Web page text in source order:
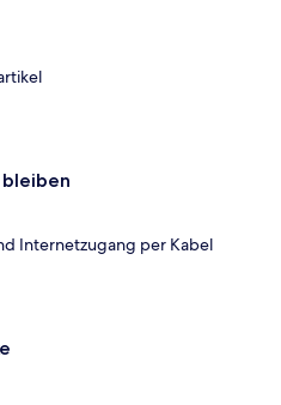
Internetzugang per Kabel